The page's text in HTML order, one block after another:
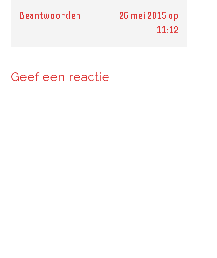
Beantwoorden
26 mei 2015 op
11:12
Geef een reactie